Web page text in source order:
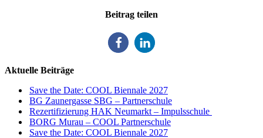
Beitrag teilen
Aktuelle Beiträge
Save the Date: COOL Biennale 2027
BG Zaunergasse SBG – Partnerschule
Rezertifizierung HAK Neumarkt – Impulsschule
BORG Murau – COOL Partnerschule
Save the Date: COOL Biennale 2027